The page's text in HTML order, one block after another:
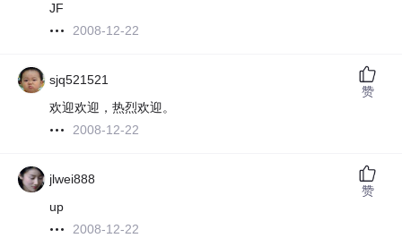
JF
2008-12-22
sjq521521
欢迎欢迎，热烈欢迎。
2008-12-22
赞
jlwei888
up
2008-12-22
赞